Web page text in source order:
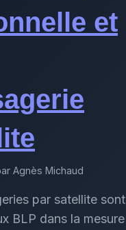
et
Agnès Michaud
par satellite sont
BLP dans la mesure